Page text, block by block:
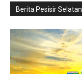
Berita Pesisir Selatan